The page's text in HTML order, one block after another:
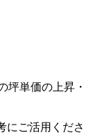
坪単価の上昇・
にご活用くださ